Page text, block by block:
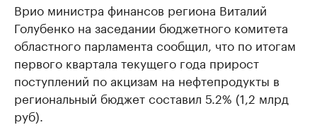
Врио министра финансов региона Виталий
Голубенко на заседании бюджетного комитета
областного парламента сообщил, что по итогам
первого квартала текущего года прирост
поступлений по акцизам на нефтепродукты в
региональный бюджет составил 5.2% (1,2 млрд
руб).